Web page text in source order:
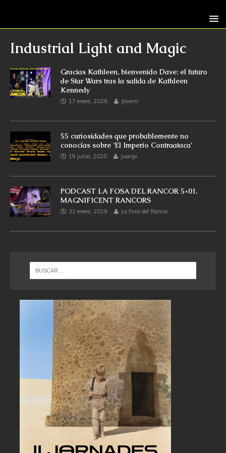
Industrial Light and Magic
Gracias Kathleen, bienvenido Dave: el futuro
de Star Wars tras la salida de Kathleen
Kennedy
17 enero, 2026 Josemi
55 curiosidades que probablemente no
conocías sobre ‘El Imperio Contraataca’
19 junio, 2020 Juanjo
PODCAST LA FOSA DEL RANCOR 5×01.
MAGNIFICENT RANCORS
31 enero, 2019 La Fosa del Rancor